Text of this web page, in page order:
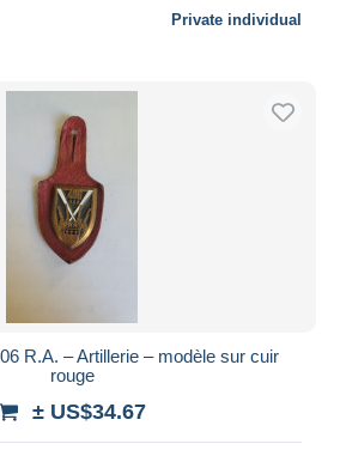
Private individual
R.A. – Artillerie – modèle sur cuir
rouge
± US$34.67